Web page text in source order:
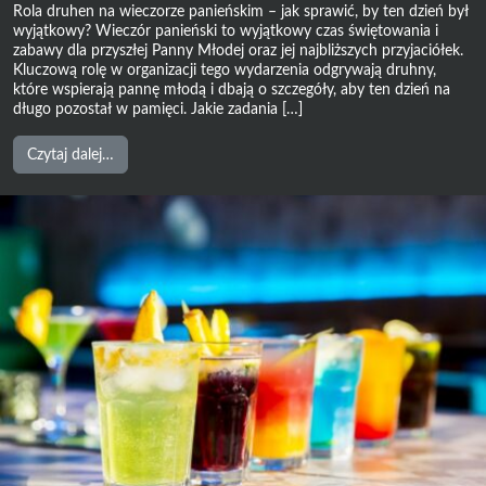
Rola druhen na wieczorze panieńskim – jak sprawić, by ten dzień był
wyjątkowy? Wieczór panieński to wyjątkowy czas świętowania i
zabawy dla przyszłej Panny Młodej oraz jej najbliższych przyjaciółek.
Kluczową rolę w organizacji tego wydarzenia odgrywają druhny,
które wspierają pannę młodą i dbają o szczegóły, aby ten dzień na
długo pozostał w pamięci. Jakie zadania […]
Czytaj dalej…
Rola
druhen
wieczorze
panieńskim
–
jak
sprawić,
by
ten
dzień
wyjątkowy?